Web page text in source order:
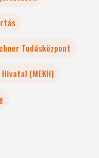
Tudásközpont
(MEKH)